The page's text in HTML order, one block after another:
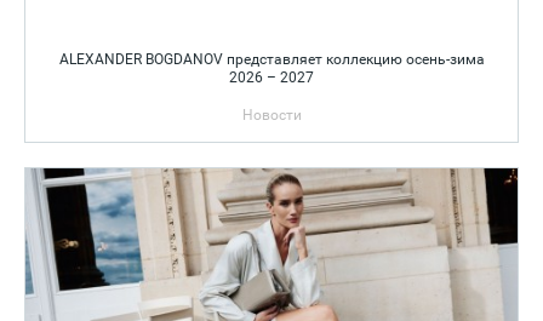
ALEXANDER BOGDANOV представляет коллекцию осень-зима
2026 – 2027
Новости